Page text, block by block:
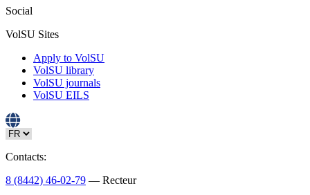
Social
VolSU Sites
Apply to VolSU
VolSU library
VolSU journals
VolSU EILS
Contacts:
8 (8442) 46-02-79 — Recteur